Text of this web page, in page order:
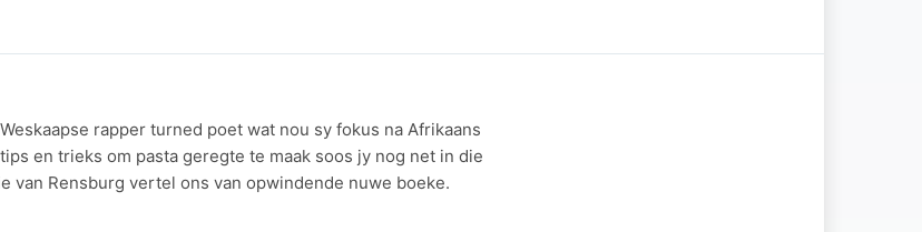
rapper turned poet wat nou sy fokus na Afrikaans
en trieks om pasta geregte te maak soos jy nog net in die
van Rensburg vertel ons van opwindende nuwe boeke.